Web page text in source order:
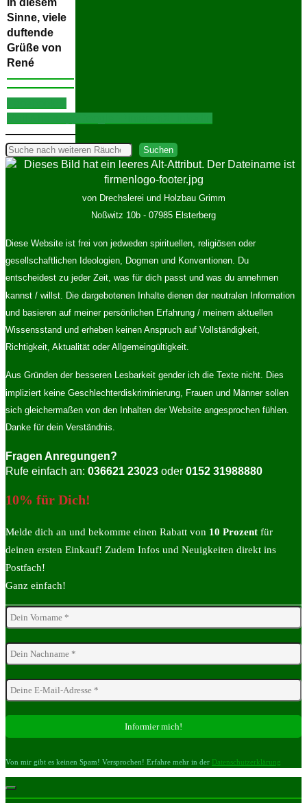
In diesem
Sinne, viele
duftende
Grüße von
René
Suchen Suchen
von Drechslerei und Holzbau Grimm
Noßwitz 10b - 07985 Elsterberg
Diese Website ist frei von jedweden spirituellen, religiösen oder
gesellschaftlichen Ideologien, Dogmen und Konventionen. Du
entscheidest zu jeder Zeit, was für dich passt und was du annehmen
kannst / willst. Die dargebotenen Inhalte dienen der neutralen Information
und basieren auf meiner persönlichen Erfahrung / meinem aktuellen
Wissensstand und erheben keinen Anspruch auf Vollständigkeit,
Richtigkeit, Aktualität oder Allgemeingültigkeit.
Aus Gründen der besseren Lesbarkeit gender ich die Texte nicht. Dies
impliziert keine Geschlechterdiskriminierung, Frauen und Männer sollen
sich gleichermaßen von den Inhalten der Website angesprochen fühlen.
Danke für dein Verständnis.
Fragen Anregungen?
Rufe einfach an: 036621 23023 oder 0152 31988880
10% für Dich!
Melde dich an und bekomme einen Rabatt von 10 Prozent für
deinen ersten Einkauf! Zudem Infos und Neuigkeiten direkt ins
Postfach!
Ganz einfach!
Von mir gibt es keinen Spam! Versprochen! Erfahre mehr in der Datenschutzerklärung